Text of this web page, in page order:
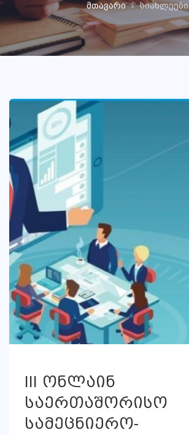
მთავარი სიახლეები
III ონლაინ
საერთაშორისო
სამეცნიერო-